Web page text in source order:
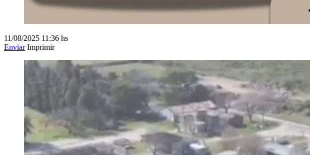
11/08/2025 11:36 hs
Enviar Imprimir